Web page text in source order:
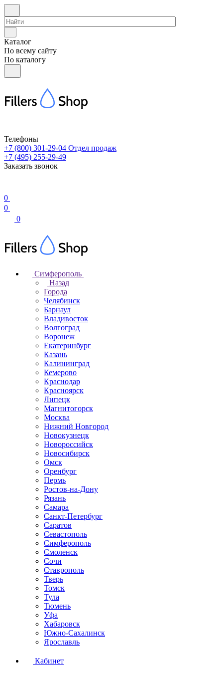
Каталог
По всему сайту
По каталогу
Телефоны
+7 (800) 301-29-04 Отдел продаж
+7 (495) 255-29-49
Заказать звонок
0
0
0
Симферополь
Назад
Города
Челябинск
Барнаул
Владивосток
Волгоград
Воронеж
Екатеринбург
Казань
Калининград
Кемерово
Краснодар
Красноярск
Липецк
Магнитогорск
Москва
Нижний Новгород
Новокузнецк
Новороссийск
Новосибирск
Омск
Оренбург
Пермь
Ростов-на-Дону
Рязань
Самара
Санкт-Петербург
Саратов
Севастополь
Симферополь
Смоленск
Сочи
Ставрополь
Тверь
Томск
Тула
Тюмень
Уфа
Хабаровск
Южно-Сахалинск
Ярославль
Кабинет